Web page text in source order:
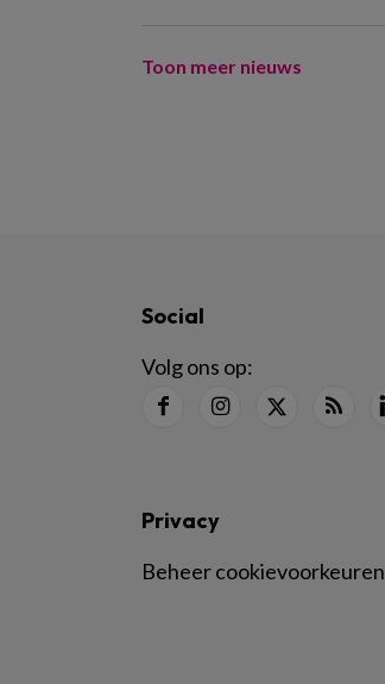
Toon meer nieuws
Social
Volg ons op:
Privacy
Beheer cookievoorkeuren